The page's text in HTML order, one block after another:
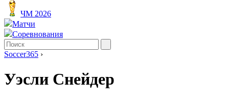
ЧМ 2026
Матчи
Соревнования
Soccer365 ›
Уэсли Снейдер